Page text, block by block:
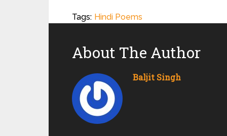
Tags: Hindi Poems
About The Author
Baljit Singh